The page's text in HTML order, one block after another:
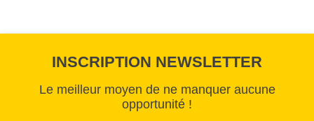
INSCRIPTION NEWSLETTER
Le meilleur moyen de ne manquer aucune
opportunité !